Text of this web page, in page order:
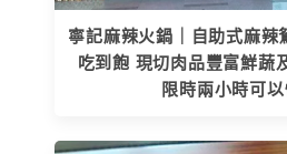
寧記麻辣火鍋｜自助式麻辣
吃到飽 現切肉品豐富鮮蔬
限時兩小時可